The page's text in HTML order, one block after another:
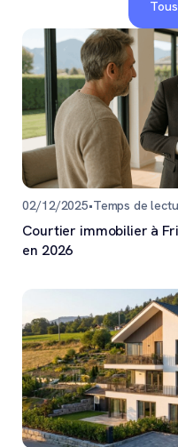
02/12/2025•Temps de
Courtier immobilier à
en 2026